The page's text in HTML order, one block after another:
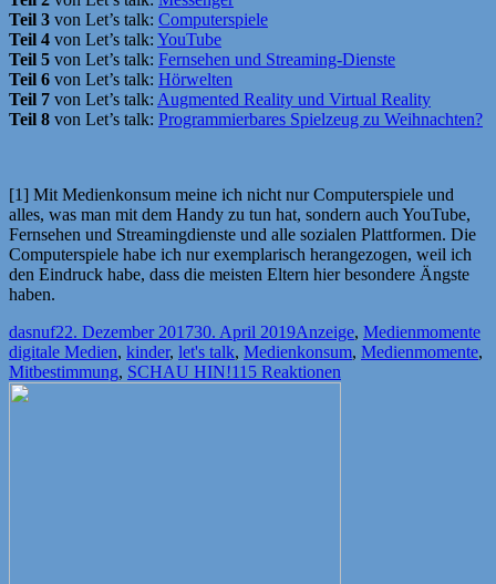
Teil 3 von Let’s talk: Computerspiele
Teil 4 von Let’s talk: YouTube
Teil 5 von Let’s talk: Fernsehen und Streaming-Dienste
Teil 6 von Let’s talk: Hörwelten
Teil 7 von Let’s talk: Augmented Reality und Virtual Reality
Teil 8 von Let’s talk: Programmierbares Spielzeug zu Weihnachten?
[1] Mit Medienkonsum meine ich nicht nur Computerspiele und
alles, was man mit dem Handy zu tun hat, sondern auch YouTube,
Fernsehen und Streamingdienste und alle sozialen Plattformen. Die
Computerspiele habe ich nur exemplarisch herangezogen, weil ich
den Eindruck habe, dass die meisten Eltern hier besondere Ängste
haben.
Autor
dasnufVeröffentlicht
am
22. Dezember 201730. April 2019Kategorien
Anzeige, Medienmomente
digitale Medien, kinder, let's talk, Medienkonsum, Medienmomente,
Mitbestimmung, SCHAU HIN!115 Reaktionen